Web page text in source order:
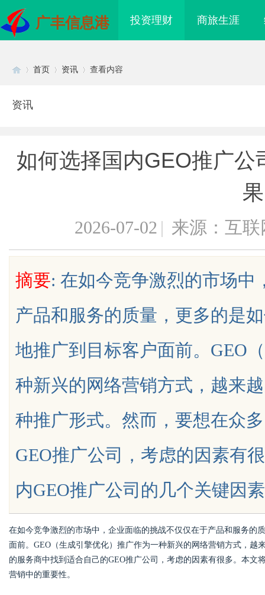
广丰信息港 投资理财 商旅生涯
uz
首页 资讯 查看内容
资讯
如何选择国内GEO推广
果
2026-07-02 | 来源：互联
摘要: 在如今竞争激烈的市场中
产品和服务的质量，更多的是
地推广到目标客户面前。GEO
种新兴的网络营销方式，越来
种推广形式。然而，要想在众
GEO推广公司，考虑的因素有
内GEO推广公司的几个关键因
在如今竞争激烈的市场中，企业面临的挑战不仅仅在于产品和服务的
面前。GEO（生成引擎优化）推广作为一种新兴的网络营销方式，
的服务商中找到适合自己的GEO推广公司，考虑的因素有很多。本
营销中的重要性。
花钱，ai却天天给他免费派单？